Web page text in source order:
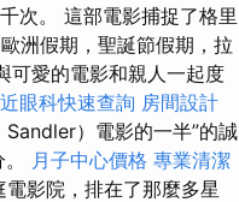
次。 這部電影捕捉了格里
洲假期，聖誕節假期，拉
可愛的電影和親人一起度
眼科快速查詢 房間設計
Sandler）電影的一半”的誠
月子中心價格 專業清潔
影院，排在了那麼多星